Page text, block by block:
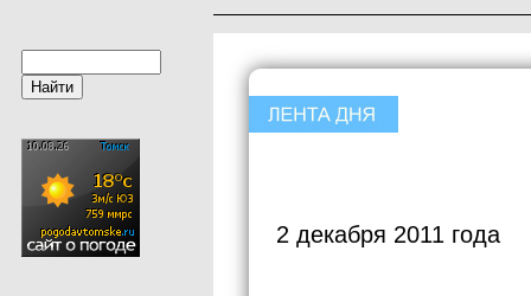
2 декабря 2011 года